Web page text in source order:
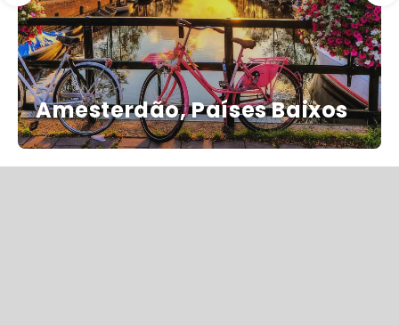
Amesterdão, Países Baixos